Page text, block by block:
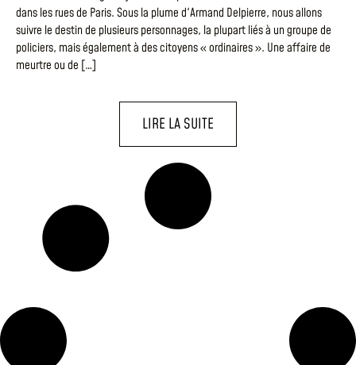
dans les rues de Paris. Sous la plume d'Armand Delpierre, nous allons
suivre le destin de plusieurs personnages, la plupart liés à un groupe de
policiers, mais également à des citoyens « ordinaires ». Une affaire de
meurtre ou de […]
LIRE LA SUITE